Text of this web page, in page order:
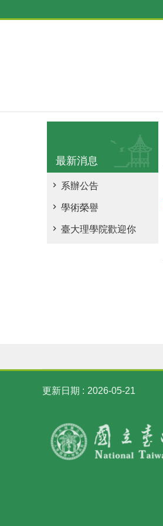
最新消息
系辦公告
學術榮譽
臺大理學院歡迎你
更新日期 2026-05-21